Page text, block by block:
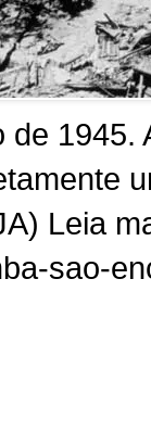
de
Leia
sao-